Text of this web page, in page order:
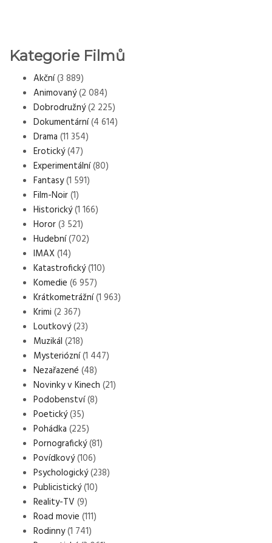
Kategorie Filmů
Akční(3 889)
Animovaný(2 084)
Dobrodružný(2 225)
Dokumentární(4 614)
Drama (11 354)
Erotický(47)
Experimentální(80)
Fantasy(1 591)
Film-Noir(1)
Historický(1 166)
Horor(3 521)
Hudební(702)
IMAX(14)
Katastrofický(110)
Komedie (6 957)
Krátkometrážní(1 963)
Krimi (2 367)
Loutkový(23)
Muzikál (218)
Mysteriózní(1 447)
Nezařazené (48)
Novinky v Kinech (21)
Podobenství(8)
Poetický(35)
Pohádka (225)
Pornografický(81)
Povídkový(106)
Psychologický(238)
Publicistický(10)
Reality-TV (9)
Road movie (111)
Rodinny(1 741)